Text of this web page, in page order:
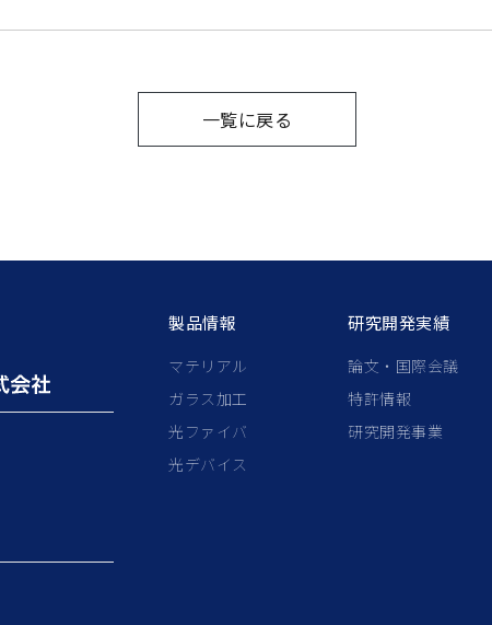
一覧に戻る
製品情報
マテリアル
ガラス加工
光ファイバ
光デバイス
研究開発実績
論文・国際会議
特許情報
研究開発事業